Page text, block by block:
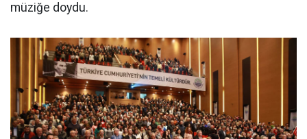
müziğe doydu.